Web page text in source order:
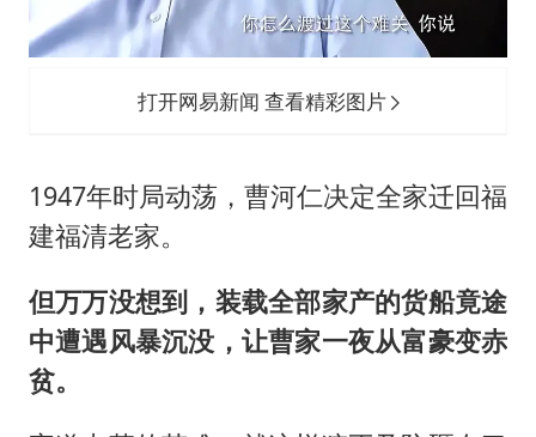
打开网易新闻 查看精彩图片
1947年时局动荡，曹河仁决定全家迁回福
建福清老家。
但万万没想到，装载全部家产的货船竟途
中遭遇风暴沉没，让曹家一夜从富豪变赤
贫。